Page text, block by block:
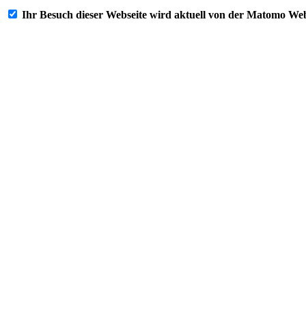
Ihr Besuch dieser Webseite wird aktuell von der Matomo